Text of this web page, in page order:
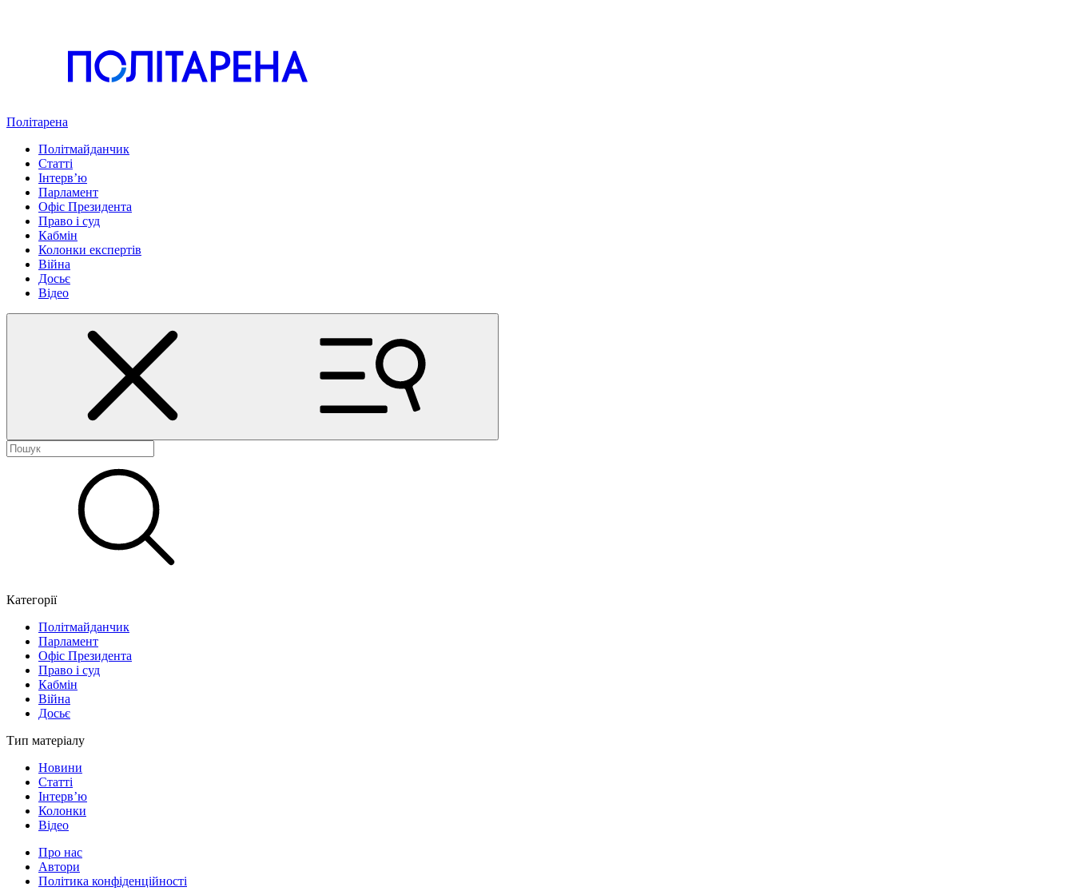
Політарена
Політмайданчик
Статті
Інтервʼю
Парламент
Офіс Президента
Право і суд
Кабмін
Колонки експертів
Війна
Досьє
Відео
Категорії
Політмайданчик
Парламент
Офіс Президента
Право і суд
Кабмін
Війна
Досьє
Тип матеріалу
Новини
Статті
Інтерв’ю
Колонки
Відео
Про нас
Автори
Політика конфіденційності